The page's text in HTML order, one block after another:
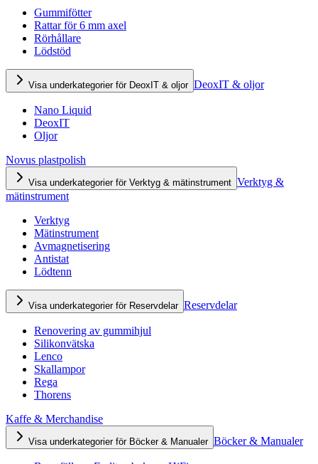
Gummifötter
Rattar för 6 mm axel
Rörhållare
Lödstöd
Visa underkategorier för DeoxIT & oljor DeoxIT & oljor
Nano Liquid
DeoxIT
Oljor
Novus plastpolish
Visa underkategorier för Verktyg & mätinstrument Verktyg &
mätinstrument
Verktyg
Mätinstrument
Avmagnetisering
Antistat
Lödtenn
Visa underkategorier för Reservdelar Reservdelar
Renovering av gummihjul
Silikonvätska
Lenco
Skallampor
Rega
Thorens
Kaffe & Merchandise
Visa underkategorier för Böcker & Manualer Böcker & Manualer